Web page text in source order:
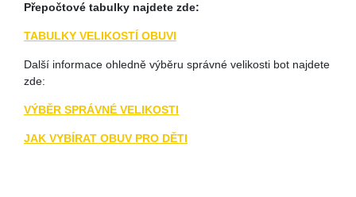
Přepočtové tabulky najdete zde:
TABULKY VELIKOSTÍ OBUVI
Další informace ohledně výběru správné velikosti bot najdete
zde:
VÝBĚR SPRÁVNÉ VELIKOSTI
JAK VYBÍRAT OBUV PRO DĚTI